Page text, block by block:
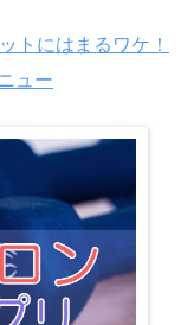
トにはまるワケ！
ュー